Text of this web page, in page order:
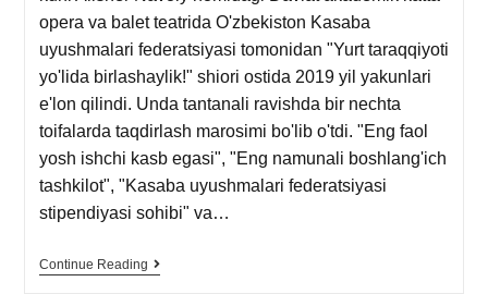
opera va balet teatrida O'zbekiston Kasaba
uyushmalari federatsiyasi tomonidan "Yurt taraqqiyoti
yo'lida birlashaylik!" shiori ostida 2019 yil yakunlari
e'lon qilindi. Unda tantanali ravishda bir nechta
toifalarda taqdirlash marosimi bo'lib o'tdi. "Eng faol
yosh ishchi kasb egasi", "Eng namunali boshlang'ich
tashkilot", "Kasaba uyushmalari federatsiyasi
stipendiyasi sohibi" va…
Continue Reading